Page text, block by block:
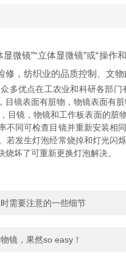
显微镜”“立体显微镜”或“操
修，纺织业的品质控制、文
多优点在工农业和科研各部
目镜表面有脏物，物镜表面有
镜，物镜和工作板表面的脏
不同可检查目镜并重新安装
若发生灯泡经常烧掉和灯光闪
烧坏了可重新更换灯泡解决。
需要注意的一些细节
镜，果然so easy！